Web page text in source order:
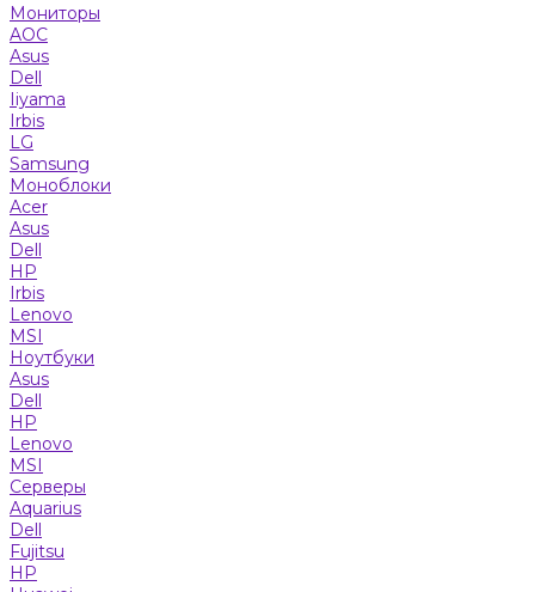
Мониторы
AOC
Asus
Dell
Iiyama
Irbis
LG
Samsung
Моноблоки
Acer
Asus
Dell
HP
Irbis
Lenovo
MSI
Ноутбуки
Asus
Dell
HP
Lenovo
MSI
Серверы
Aquarius
Dell
Fujitsu
HP